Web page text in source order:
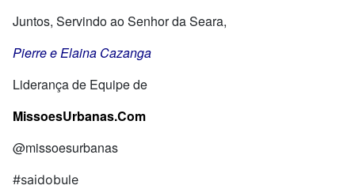
Juntos, Servindo ao Senhor da Seara,
Pierre e Elaina Cazanga
Liderança de Equipe de
MissoesUrbanas.Com
@missoesurbanas
#saidobule